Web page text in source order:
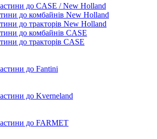
до CASE / New Holland
до комбайнів New Holland
до тракторів New Holland
до комбайнів CASE
до тракторів CASE
до Fantini
до Kverneland
до FARMET